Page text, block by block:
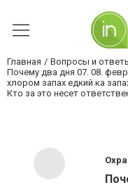
Главная Вопросы и
Почему два дня 07. 08.
хлором запах едкий ка
Кто за это несет